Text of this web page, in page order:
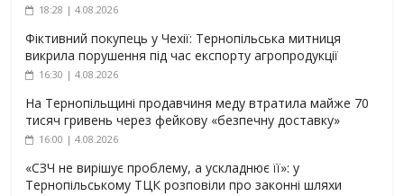
18:28 | 4.08.2026
Фіктивний покупець у Чехії: Тернопільська митниця
викрила порушення під час експорту агропродукції
16:30 | 4.08.2026
На Тернопільщині продавчиня меду втратила майже 70
тисяч гривень через фейкову «безпечну доставку»
16:00 | 4.08.2026
«СЗЧ не вирішує проблему, а ускладнює її»: у
Тернопільському ТЦК розповіли про законні шляхи